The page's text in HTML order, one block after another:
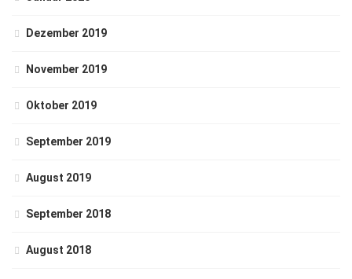
Dezember 2019
November 2019
Oktober 2019
September 2019
August 2019
September 2018
August 2018